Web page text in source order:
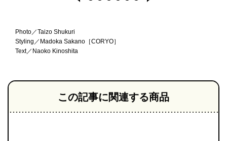
Photo／Taizo Shukuri
Styling／Madoka Sakano［CORYO］
Text／Naoko Kinoshita
この記事に関連する商品